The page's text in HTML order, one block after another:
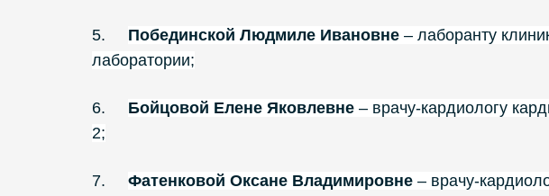
5. Побединской Людмиле Ивановне – лаборанту
лаборатории;
6. Бойцовой Елене Яковлевне – врачу-кардиологу
2;
7. Фатенковой Оксане Владимировне – врачу-